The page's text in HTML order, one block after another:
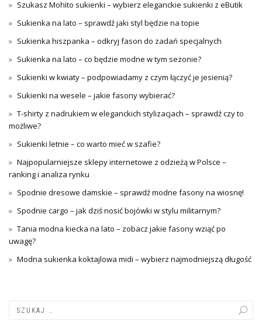
Szukasz Mohito sukienki – wybierz eleganckie sukienki z eButik
Sukienka na lato – sprawdź jaki styl będzie na topie
Sukienka hiszpanka – odkryj fason do zadań specjalnych
Sukienka na lato – co będzie modne w tym sezonie?
Sukienki w kwiaty – podpowiadamy z czym łączyć je jesienią?
Sukienki na wesele – jakie fasony wybierać?
T-shirty z nadrukiem w eleganckich stylizacjach – sprawdź czy to
możliwe?
Sukienki letnie – co warto mieć w szafie?
Najpopularniejsze sklepy internetowe z odzieżą w Polsce –
ranking i analiza rynku
Spodnie dresowe damskie – sprawdź modne fasony na wiosnę!
Spodnie cargo – jak dziś nosić bojówki w stylu militarnym?
Tania modna kiecka na lato – zobacz jakie fasony wziąć po
uwagę?
Modna sukienka koktajlowa midi – wybierz najmodniejszą długość